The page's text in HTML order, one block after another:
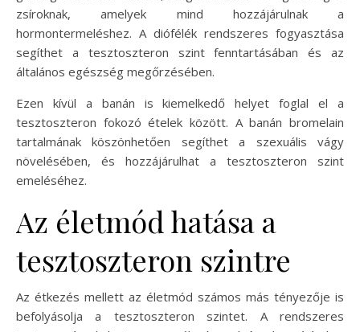
zsíroknak, amelyek mind hozzájárulnak a
hormontermeléshez. A diófélék rendszeres fogyasztása
segíthet a tesztoszteron szint fenntartásában és az
általános egészség megőrzésében.
Ezen kívül a banán is kiemelkedő helyet foglal el a
tesztoszteron fokozó ételek között. A banán bromelain
tartalmának köszönhetően segíthet a szexuális vágy
növelésében, és hozzájárulhat a tesztoszteron szint
emeléséhez.
Az életmód hatása a
tesztoszteron szintre
Az étkezés mellett az életmód számos más tényezője is
befolyásolja a tesztoszteron szintet. A rendszeres